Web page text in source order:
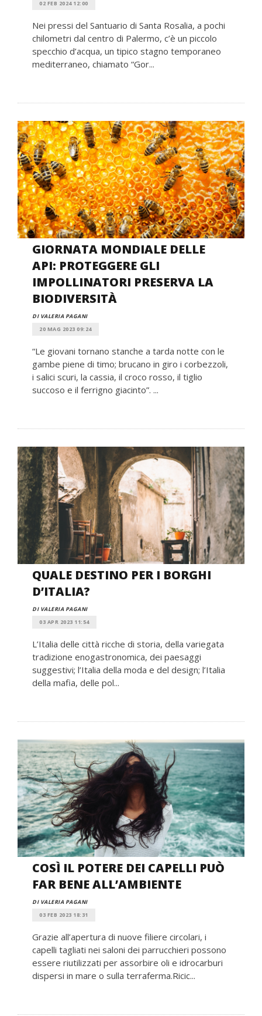
02 FEB 2024 12:00
Nei pressi del Santuario di Santa Rosalia, a pochi
chilometri dal centro di Palermo, c’è un piccolo
specchio d’acqua, un tipico stagno temporaneo
mediterraneo, chiamato “Gor...
GIORNATA MONDIALE DELLE
API: PROTEGGERE GLI
IMPOLLINATORI PRESERVA LA
BIODIVERSITÀ
DI VALERIA PAGANI
20 MAG 2023 09:24
“Le giovani tornano stanche a tarda notte con le
gambe piene di timo; brucano in giro i corbezzoli,
i salici scuri, la cassia, il croco rosso, il tiglio
succoso e il ferrigno giacinto”. ...
QUALE DESTINO PER I BORGHI
D’ITALIA?
DI VALERIA PAGANI
03 APR 2023 11:54
L’Italia delle città ricche di storia, della variegata
tradizione enogastronomica, dei paesaggi
suggestivi; l’Italia della moda e del design; l’Italia
della mafia, delle pol...
COSÌ IL POTERE DEI CAPELLI PUÒ
FAR BENE ALL’AMBIENTE
DI VALERIA PAGANI
03 FEB 2023 18:31
Grazie all’apertura di nuove filiere circolari, i
capelli tagliati nei saloni dei parrucchieri possono
essere riutilizzati per assorbire oli e idrocarburi
dispersi in mare o sulla terraferma.Ricic...